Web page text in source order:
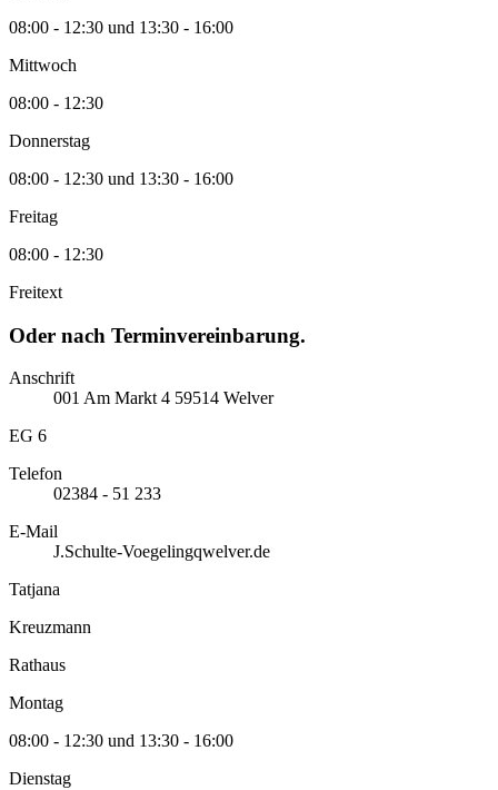
08:00 - 12:30 und 13:30 - 16:00
Mittwoch
08:00 - 12:30
Donnerstag
08:00 - 12:30 und 13:30 - 16:00
Freitag
08:00 - 12:30
Freitext
Oder nach Terminvereinbarung.
Anschrift
001 Am Markt 4 59514 Welver
EG 6
Telefon
02384 - 51 233
E-Mail
J.Schulte-Voegelingqwelver.de
Tatjana
Kreuzmann
Rathaus
Montag
08:00 - 12:30 und 13:30 - 16:00
Dienstag